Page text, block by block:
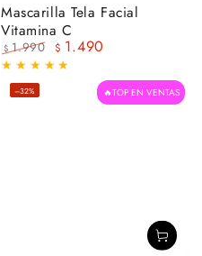
Mascarilla Tela Facial
Vitamina C
Precio
regular
$ 1.990
Precio
$ 1.490
🔥TOP EN VENTAS
–32%